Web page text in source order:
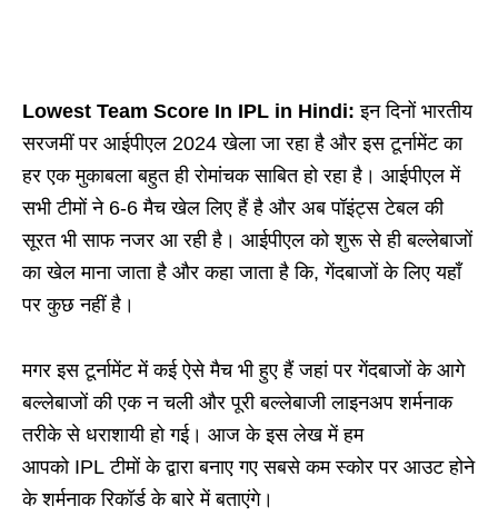
Lowest Team Score In IPL in Hindi:इन दिनों भारतीय
सरजमीं पर आईपीएल 2024 खेला जा रहा है और इस टूर्नामेंट का
हर एक मुकाबला बहुत ही रोमांचक साबित हो रहा है। आईपीएल में
सभी टीमों ने 6-6 मैच खेल लिए हैं है और अब पॉइंट्स टेबल की
सूरत भी साफ नजर आ रही है। आईपीएल को शुरू से ही बल्लेबाजों
का खेल माना जाता है और कहा जाता है कि, गेंदबाजों के लिए यहाँ
पर कुछ नहीं है।
मगर इस टूर्नामेंट में कई ऐसे मैच भी हुए हैं जहां पर गेंदबाजों के आगे
बल्लेबाजों की एक न चली और पूरी बल्लेबाजी लाइनअप शर्मनाक
तरीके से धराशायी हो गई। आज के इस लेख में हम
आपको IPL टीमों के द्वारा बनाए गए सबसे कम स्कोर पर आउट होने
के शर्मनाक रिकॉर्ड के बारे में बताएंगे।